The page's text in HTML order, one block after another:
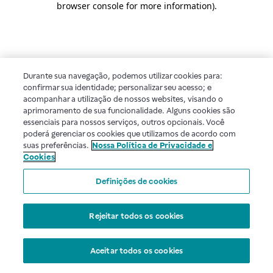
browser console for more information).
Durante sua navegação, podemos utilizar cookies para:
confirmar sua identidade; personalizar seu acesso; e
acompanhar a utilização de nossos websites, visando o
aprimoramento de sua funcionalidade. Alguns cookies são
essenciais para nossos serviços, outros opcionais. Você
poderá gerenciar os cookies que utilizamos de acordo com
suas preferências. Nossa Política de Privacidade e
Cookies
Definições de cookies
Rejeitar todos os cookies
Aceitar todos os cookies